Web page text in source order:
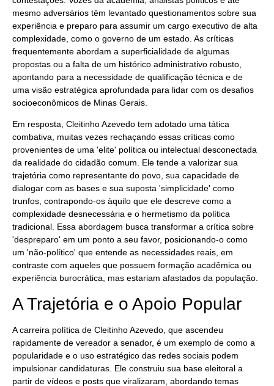
mesmo adversários têm levantado questionamentos sobre sua
experiência e preparo para assumir um cargo executivo de alta
complexidade, como o governo de um estado. As críticas
frequentemente abordam a superficialidade de algumas
propostas ou a falta de um histórico administrativo robusto,
apontando para a necessidade de qualificação técnica e de
uma visão estratégica aprofundada para lidar com os desafios
socioeconômicos de Minas Gerais.
Em resposta, Cleitinho Azevedo tem adotado uma tática
combativa, muitas vezes rechaçando essas críticas como
provenientes de uma 'elite' política ou intelectual desconectada
da realidade do cidadão comum. Ele tende a valorizar sua
trajetória como representante do povo, sua capacidade de
dialogar com as bases e sua suposta 'simplicidade' como
trunfos, contrapondo-os àquilo que ele descreve como a
complexidade desnecessária e o hermetismo da política
tradicional. Essa abordagem busca transformar a crítica sobre
'despreparo' em um ponto a seu favor, posicionando-o como
um 'não-político' que entende as necessidades reais, em
contraste com aqueles que possuem formação acadêmica ou
experiência burocrática, mas estariam afastados da população.
A Trajetória e o Apoio Popular
A carreira política de Cleitinho Azevedo, que ascendeu
rapidamente de vereador a senador, é um exemplo de como a
popularidade e o uso estratégico das redes sociais podem
impulsionar candidaturas. Ele construiu sua base eleitoral a
partir de vídeos e posts que viralizaram, abordando temas